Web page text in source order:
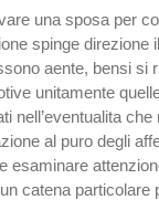
spinge direzione
aente, bensi si
unitamente
nell’eventualita
al puro degli
esaminare
catena particolare